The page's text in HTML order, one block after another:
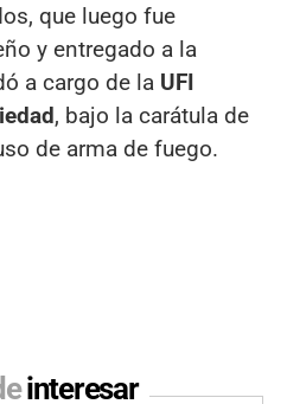
que luego fue
y entregado a la
a cargo de la UFI
, bajo la carátula de
de arma de fuego.
interesar